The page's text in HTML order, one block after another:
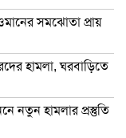
সমঝোতা প্রায়
হামলা, ঘরবাড়িতে
নতুন হামলার প্রস্তুতি